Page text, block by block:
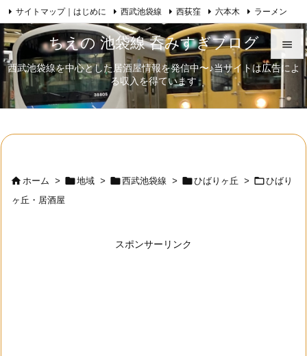
ちえの 池袋線 呑みすぎブログ
西武池袋線を中心とした居酒屋情報を発信中〜♪当サイトは広告によ
る収入を得ています


メニュ


サイトマップ｜はじめに 西武池袋線 西荻窪 六本木 ラーメン
日本酒 歌舞伎 自己紹介 RSS Feedly
ホーム > 地域 > 西武池袋線 > ひばりヶ丘 > ひばり
ヶ丘・居酒屋
スポンサーリンク